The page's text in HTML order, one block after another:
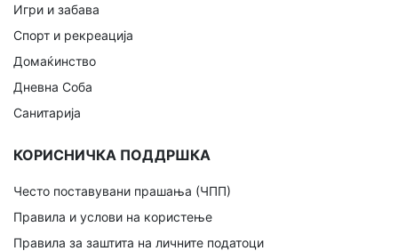
Игри и забава
Спорт и рекреација
Домаќинство
Дневна Соба
Санитарија
КОРИСНИЧКА ПОДДРШКА
Често поставувани прашања (ЧПП)
Правила и услови на користење
Правила за заштита на личните податоци